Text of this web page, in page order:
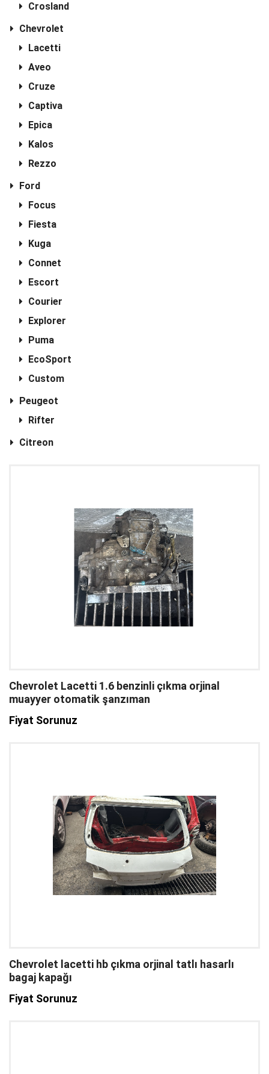
Crosland
Chevrolet
Lacetti
Aveo
Cruze
Captiva
Epica
Kalos
Rezzo
Ford
Focus
Fiesta
Kuga
Connet
Escort
Courier
Explorer
Puma
EcoSport
Custom
Peugeot
Rifter
Citreon
Chevrolet Lacetti 1.6 benzinli çıkma orjinal
muayyer otomatik şanzıman
Fiyat Sorunuz
Chevrolet lacetti hb çıkma orjinal tatlı hasarlı
bagaj kapağı
Fiyat Sorunuz